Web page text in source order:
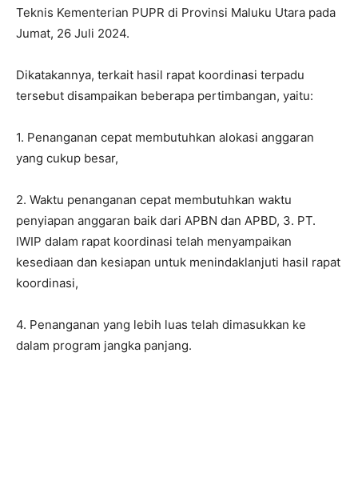
Teknis Kementerian PUPR di Provinsi Maluku Utara pada
Jumat, 26 Juli 2024.
Dikatakannya, terkait hasil rapat koordinasi terpadu
tersebut disampaikan beberapa pertimbangan, yaitu:
1. Penanganan cepat membutuhkan alokasi anggaran
yang cukup besar,
2. Waktu penanganan cepat membutuhkan waktu
penyiapan anggaran baik dari APBN dan APBD, 3. PT.
IWIP dalam rapat koordinasi telah menyampaikan
kesediaan dan kesiapan untuk menindaklanjuti hasil rapat
koordinasi,
4. Penanganan yang lebih luas telah dimasukkan ke
dalam program jangka panjang.